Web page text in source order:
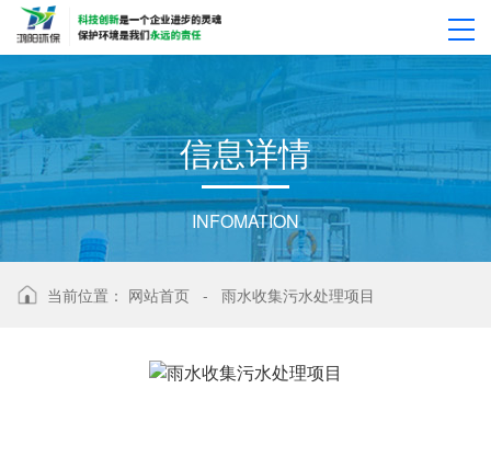
918博天堂
信息详情
INFOMATION
当前位置： 网站首页 - 雨水收集污水处理项目